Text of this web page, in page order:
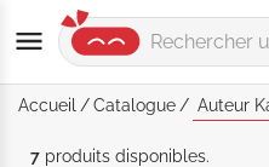
Accueil Catalogue Auteur
Auteur "Kazuyoshi Seto" -
7 produits disponibles.